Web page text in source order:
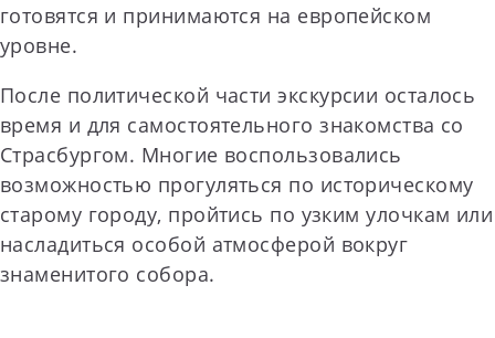
готовятся и принимаются на европейском
уровне.
После политической части экскурсии осталось
время и для самостоятельного знакомства со
Страсбургом. Многие воспользовались
возможностью прогуляться по историческому
старому городу, пройтись по узким улочкам или
насладиться особой атмосферой вокруг
знаменитого собора.